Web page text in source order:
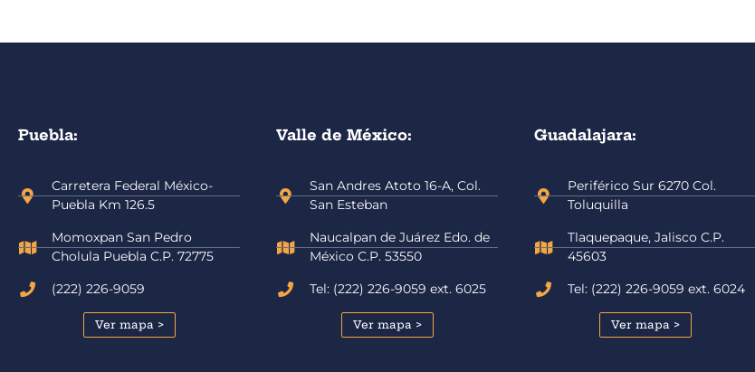
Puebla:
Carretera Federal México-
Puebla Km 126.5
Momoxpan San Pedro
Cholula Puebla C.P. 72775
(222) 226-9059
Ver mapa >
Valle de México:
San Andres Atoto 16-A, Col.
San Esteban
Naucalpan de Juárez Edo. de
México C.P. 53550
Tel: (222) 226-9059 ext. 6025
Ver mapa >
Guadalajara:
Periférico Sur 6270 Col.
Toluquilla
Tlaquepaque, Jalisco C.P.
45603
Tel: (222) 226-9059 ext. 6024
Ver mapa >